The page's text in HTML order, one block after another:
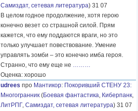
Самиздат, сетевая литература) 31 07
В целом годное продолжение, хотя герою
конечно везет со страшной силой. Прям
кажется, что ему поддаются враги, но это
только улучшает повествование. Умение
управлять зомби – это конечно имба героя.
Странно, что ему еще не ………
Оценка: хорошо
udrees про Мантикор: Покоривший СТЕНУ 23:
Многогранник (Боевая фантастика, Киберпанк,
ЛитРПГ, Самиздат, сетевая литература) 31 07